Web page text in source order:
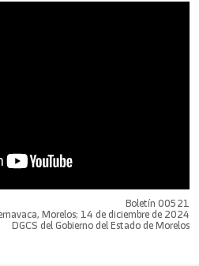
Boletín 00521
Morelos; 14 de diciembre de 2024
DGCS del Gobierno del Estado de Morelos